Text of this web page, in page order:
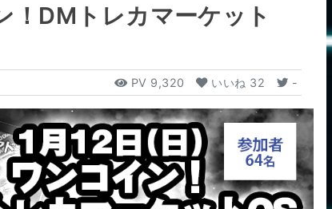
！DMトレカマーケット
PV 9,320 いいね 32 -